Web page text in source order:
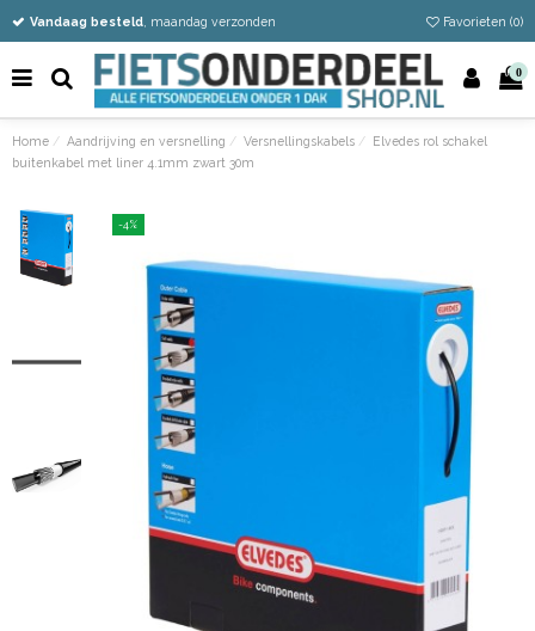
Vandaag besteld, maandag verzonden
Gratis verzending vanaf €50
Eenvoudig retour Favorieten (0)
0
Home Aandrijving en versnelling Versnellingskabels
Elvedes rol schakel
buitenkabel met liner 4.1mm zwart 30m
-4%